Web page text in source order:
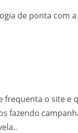
de ponta com
frequenta o site e
fazendo